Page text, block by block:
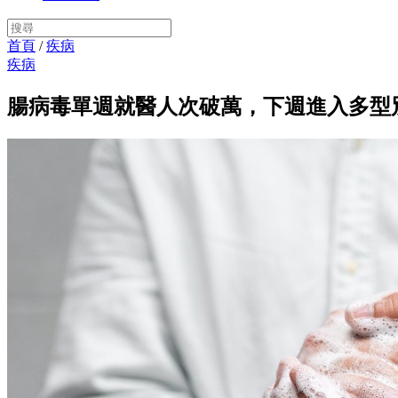
首頁 /疾病
疾病
腸病毒單週就醫人次破萬，下週進入多型